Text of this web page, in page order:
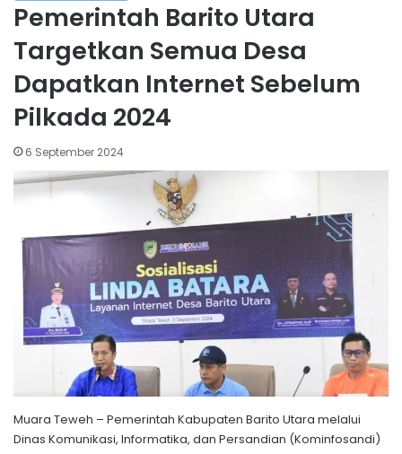
Pemerintah Barito Utara
Targetkan Semua Desa
Dapatkan Internet Sebelum
Pilkada 2024
6 September 2024
Muara Teweh – Pemerintah Kabupaten Barito Utara melalui
Dinas Komunikasi, Informatika, dan Persandian (Kominfosandi)